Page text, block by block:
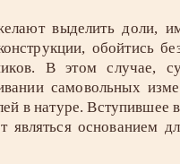
выделить доли,
обойтись
В этом случае,
самовольных
в натуре. Вступившее
являться основанием